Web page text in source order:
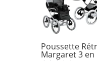
Poussette
Margaret 3 en